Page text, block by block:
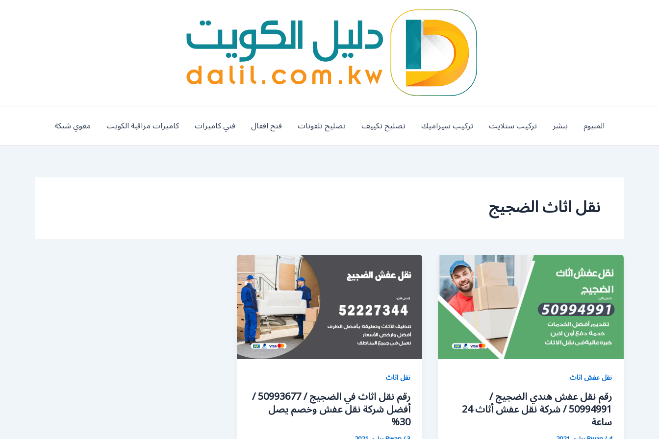
المنيوم بنشر تركيب ستلايت تركيب سيراميك تصليح تكييف تصليح تلفونات فتح اقفال فني كاميرات كاميرات مراقبة الكويت مقوي شبكة
نقل اثاث الضجيج
نقل عفش اثاث
رقم نقل عفش هندي الضجيج /
50994991 / شركة نقل عفش أثاث 24
ساعة
نقل اثاث
رقم نقل اثاث في الضجيج / 50993677 /
أفضل شركة نقل عفش وخصم يصل
30%